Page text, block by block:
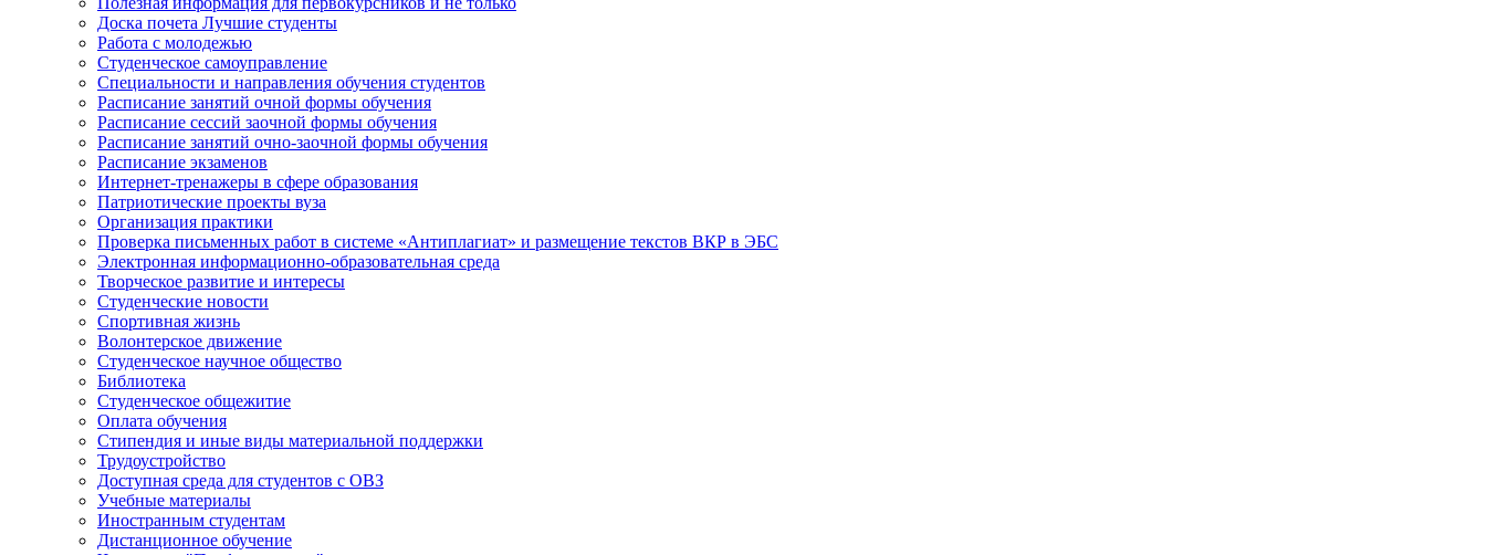
Доска почета Лучшие студенты
Работа с молодежью
Студенческое самоуправление
Специальности и направления обучения студентов
Расписание занятий очной формы обучения
Расписание сессий заочной формы обучения
Расписание занятий очно-заочной формы обучения
Расписание экзаменов
Интернет-тренажеры в сфере образования
Патриотические проекты вуза
Организация практики
Проверка письменных работ в системе «Антиплагиат» и размещение текстов ВКР в ЭБС
Электронная информационно-образовательная среда
Творческое развитие и интересы
Студенческие новости
Спортивная жизнь
Волонтерское движение
Студенческое научное общество
Библиотека
Студенческое общежитие
Оплата обучения
Стипендия и иные виды материальной поддержки
Трудоустройство
Доступная среда для студентов с ОВЗ
Учебные материалы
Иностранным студентам
Дистанционное обучение